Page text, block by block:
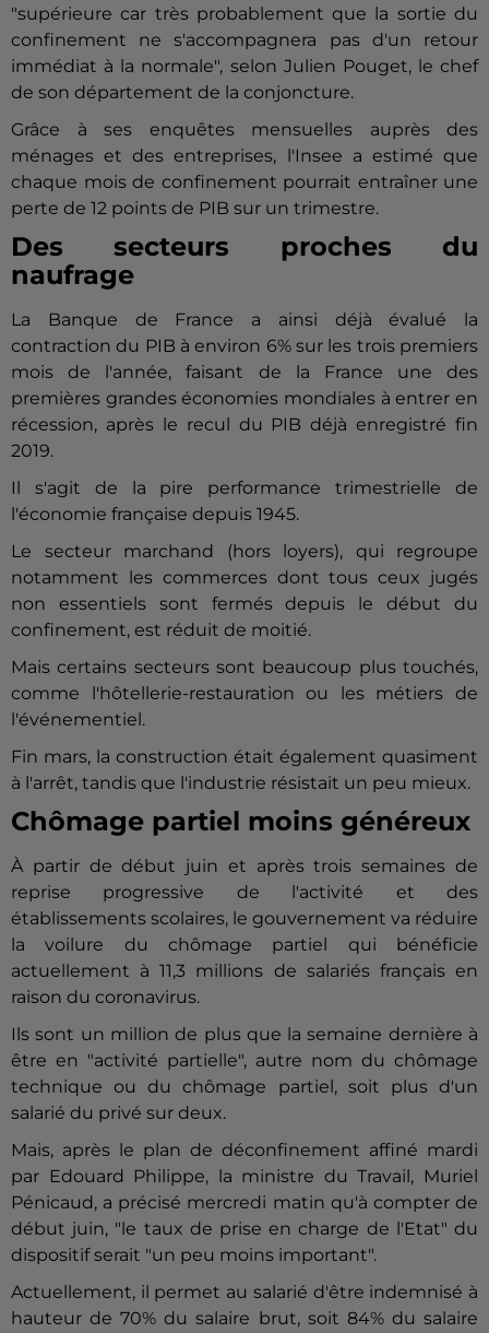
"supérieure car très probablement que la sortie du
confinement ne s'accompagnera pas d'un retour
immédiat à la normale", selon Julien Pouget, le chef
de son département de la conjoncture.
Grâce à ses enquêtes mensuelles auprès des
ménages et des entreprises, l'Insee a estimé que
chaque mois de confinement pourrait entraîner une
perte de 12 points de PIB sur un trimestre.
Des secteurs proches du
naufrage
La Banque de France a ainsi déjà évalué la
contraction du PIB à environ 6% sur les trois premiers
mois de l'année, faisant de la France une des
premières grandes économies mondiales à entrer en
récession, après le recul du PIB déjà enregistré fin
2019.
Il s'agit de la pire performance trimestrielle de
l'économie française depuis 1945.
Le secteur marchand (hors loyers), qui regroupe
notamment les commerces dont tous ceux jugés
non essentiels sont fermés depuis le début du
confinement, est réduit de moitié.
Mais certains secteurs sont beaucoup plus touchés,
comme l'hôtellerie-restauration ou les métiers de
l'événementiel.
Fin mars, la construction était également quasiment
à l'arrêt, tandis que l'industrie résistait un peu mieux.
Chômage partiel moins généreux
À partir de début juin et après trois semaines de
reprise progressive de l'activité et des
établissements scolaires, le gouvernement va réduire
la voilure du chômage partiel qui bénéficie
actuellement à 11,3 millions de salariés français en
raison du coronavirus.
Ils sont un million de plus que la semaine dernière à
être en "activité partielle", autre nom du chômage
technique ou du chômage partiel, soit plus d'un
salarié du privé sur deux.
Mais, après le plan de déconfinement affiné mardi
par Edouard Philippe, la ministre du Travail, Muriel
Pénicaud, a précisé mercredi matin qu'à compter de
début juin, "le taux de prise en charge de l'Etat" du
dispositif serait "un peu moins important".
Actuellement, il permet au salarié d'être indemnisé à
hauteur de 70% du salaire brut, soit 84% du salaire